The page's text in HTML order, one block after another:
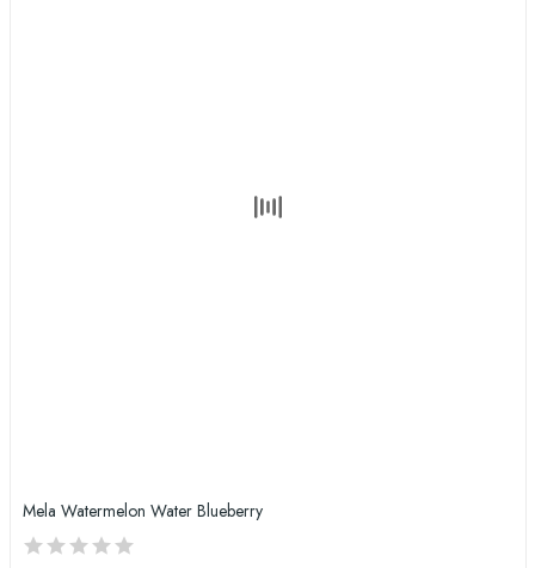
Mela Watermelon Water Blueberry